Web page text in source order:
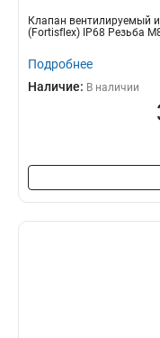
Клапан вентилируемый
(Fortisflex) IP68 Резьба
Подробнее
Наличие: В наличии